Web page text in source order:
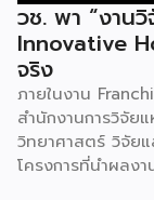
วช. พา “งาน
Innovative
จริง
ภายในงาน
สำนักงานการวิจัย
วิทยาศาสตร์ วิจัย
โครงการที่นำผลง